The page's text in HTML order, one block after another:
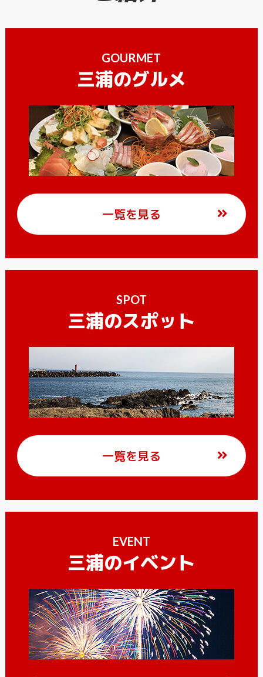
GOURMET
三浦のグルメ
一覧を見る
SPOT
三浦のスポット
一覧を見る
EVENT
三浦のイベント